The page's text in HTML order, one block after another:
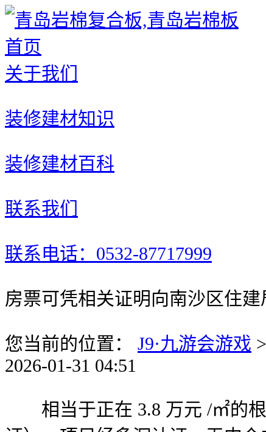
首页
关于我们
装修建材知识
装修建材百科
联系我们
联系电话：0532-87717999
房票可凭相关证明向南沙区住建
您当前的位置： J9·九游会游戏 >
2026-01-31 04:51
相当于正在 3.8 万元 /㎡的根